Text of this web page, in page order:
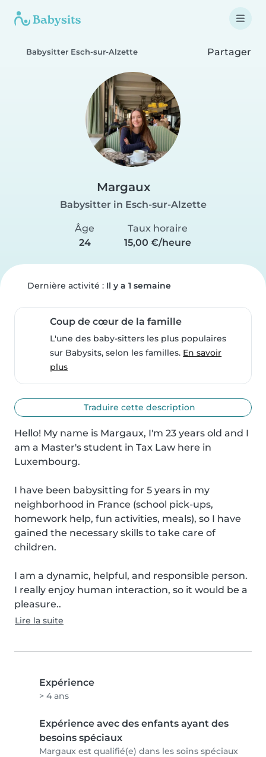
Babysitter Esch-sur-Alzette Partager
Margaux
Babysitter in Esch-sur-Alzette
Âge
24
Taux horaire
15,00 €/heure
Dernière activité : Il y a 1 semaine
Coup de cœur de la famille
L'une des baby-sitters les plus populaires
sur Babysits, selon les familles. En savoir
plus
Traduire cette description
Hello! My name is Margaux, I'm 23 years old and I
am a Master's student in Tax Law here in
Luxembourg.
I have been babysitting for 5 years in my
neighborhood in France (school pick-ups,
homework help, fun activities, meals), so I have
gained the necessary skills to take care of
children.
I am a dynamic, helpful, and responsible person.
I really enjoy human interaction, so it would be a
pleasure..
Lire la suite
Expérience
> 4 ans
Expérience avec des enfants ayant des
besoins spéciaux
Margaux est qualifié(e) dans les soins spéciaux